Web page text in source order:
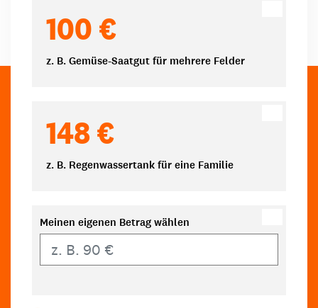
100 €
z. B. Gemüse-Saatgut für mehrere Felder
148 €
z. B. Regenwassertank für eine Familie
Meinen eigenen Betrag wählen